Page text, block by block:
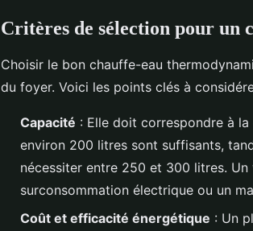
Critères de sélection pour un
Choisir le bon chauffe-eau
du foyer. Voici les points clés à
Capacité : Elle doit correspondre à
environ 200 litres sont suffisants,
nécessiter entre 250 et 300 litres.
surconsommation électrique ou un
Coût et efficacité énergétique : Un